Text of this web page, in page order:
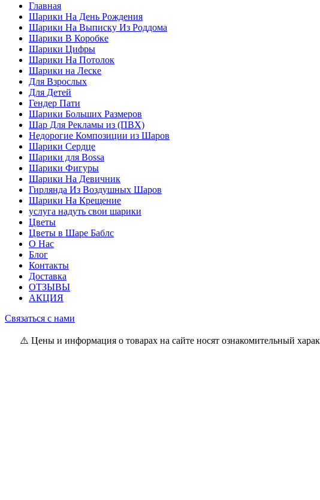
Главная
Шарики На День Рождения
Шарики На Выписку Из Роддома
Шарики В Коробке
Шарики Цифры
Шарики На Потолок
Шарики на Леске
Для Взрослых
Для Детей
Гендер Пати
Шарики Больших Размеров
Шар Для Рекламы из (ПВХ)
Недорогие Композиции из Шаров
Шарики Сердце
Шарики для Воssa
Шарики Фигуры
Шарики На Девичник
Гирлянда Из Воздушных Шаров
Шарики На Крещение
услуга надуть свои шарики
Цветы
Цветы в Шаре Баблс
О Нас
Блог
Контакты
Доставка
ОТЗЫВЫ
АКЦИЯ
Связаться с нами
⚠️ Цены и информация о товарах на сайте носят ознакомительный